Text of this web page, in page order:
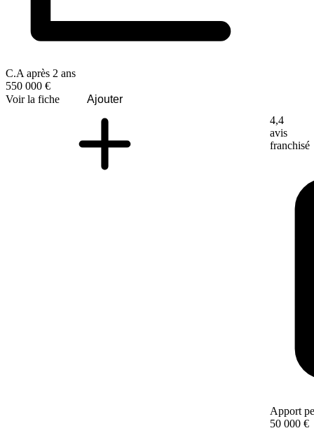
C.A après 2 ans
550 000 €
Voir la fiche
Ajouter
4,4
avis
franchisé
Apport
50 000 €